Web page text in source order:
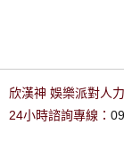
欣漢神 娛樂派對人
24小時諮詢專線：